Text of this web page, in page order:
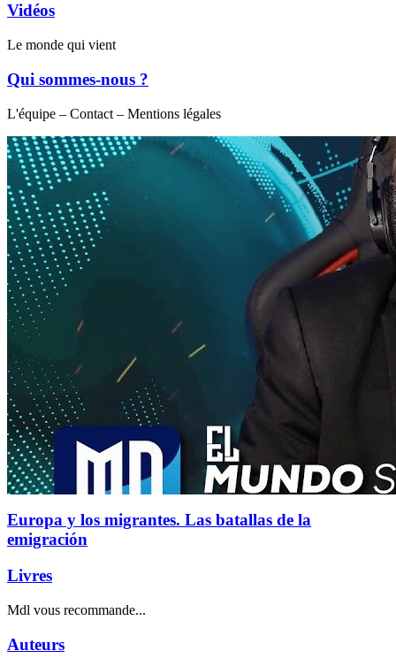
Vidéos
Le monde qui vient
Qui sommes-nous ?
L'équipe – Contact – Mentions légales
Europa y los migrantes. Las batallas de la
emigración
Livres
Mdl vous recommande...
Auteurs